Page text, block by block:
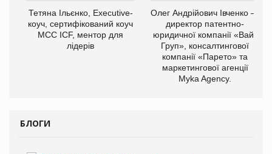
Тетяна Ільєнко, Executive-
коуч, сертифікований коуч
МСС ICF, ментор для
лідерів
Олег Андрійович Івченко —
директор патентно-
юридичної компанії «Вайз
Груп», консалтингової
компанії «Парето» та
маркетингової агенції
Myka Agency.
БЛОГИ